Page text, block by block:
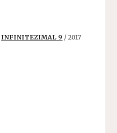
INFINITEZIMAL 9 / 2017